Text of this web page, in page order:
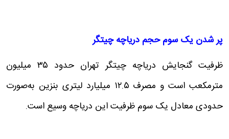
پر شدن یک سوم حجم دریاچه چیتگر
ظرفیت گنجایش دریاچه چیتگر تهران حدود ۳۵ میلیون
مترمکعب است و مصرف ۱۲.۵ میلیارد لیتری بنزین به‌صورت
حدودی معادل یک سوم ظرفیت این دریاچه وسیع است.